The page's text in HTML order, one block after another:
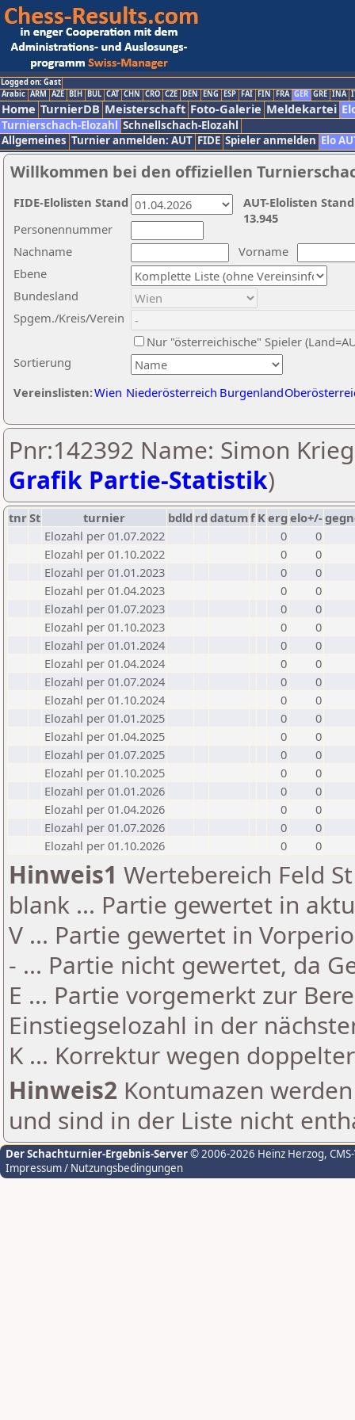
Logged on: Gast
Arabic ARM AZE BIH BUL CAT CHN CRO CZE DEN ENG ESP FAI FIN FRA GER GRE INA
Home TurnierDB Meisterschaft Foto-Galerie Meldekartei
Turnierschach-Elozahl Schnellschach-Elozahl
Allgemeines Turnier anmelden: AUT FIDE Spieler anmelden Elo
Willkommen bei den offiziellen
Nachname
Vorname
Ebene
Sortierung
Personennummer
Bundesland
Spgem./Kreis/Verein
Nur "österreichische" Spieler
Vereinslisten:Wien Niederösterreich Burgenland
AUT-Elolisten
13.945
FIDE-Elolisten Stand
Pnr:142392 Name: Simon
Grafik Partie-Statistik)
tnrSt turnier bdld rd datumf Kerg elo+/-
Elozahl per 01.07.2022
0
0
Elozahl per 01.10.2022
0
0
Elozahl per 01.01.2023
0
0
Elozahl per 01.04.2023
0
0
Elozahl per 01.07.2023
0
0
Elozahl per 01.10.2023
0
0
Elozahl per 01.01.2024
0
0
Elozahl per 01.04.2024
0
0
Elozahl per 01.07.2024
0
0
Elozahl per 01.10.2024
0
0
Elozahl per 01.01.2025
0
0
Elozahl per 01.04.2025
0
0
Elozahl per 01.07.2025
0
0
Elozahl per 01.10.2025
0
0
Elozahl per 01.01.2026
0
0
Elozahl per 01.04.2026
0
0
Elozahl per 01.07.2026
0
0
Elozahl per 01.10.2026
0 0
Hinweis1 Wertebereich Feld
blank ... Partie gewertet in
V ... Partie gewertet in
- ... Partie nicht gewertet, da
E ... Partie vorgemerkt zur
Einstiegselozahl in der
K ... Korrektur wegen
Hinweis2 Kontumazen
und sind in der Liste nicht
Der Schachturnier-Ergebnis-Server© 2006-2026 Heinz Herzog,
Impressum / Nutzungsbedingungen